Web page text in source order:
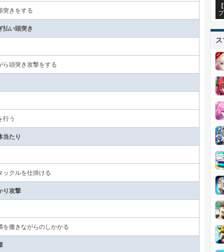
突きをする
い頭突き
ら頭突き攻撃をする
行う
当たり
ックルを仕掛ける
り攻撃
を撒きながらのしかかる